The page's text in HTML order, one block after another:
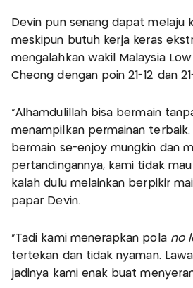
Devin pun senang dapat melaju
meskipun butuh kerja keras
mengalahkan wakil Malaysia Low
Cheong dengan poin 21-12 dan
"Alhamdulillah bisa bermain
menampilkan permainan terbaik.
bermain se-enjoy mungkin dan
pertandingannya, kami tidak
kalah dulu melainkan berpikir
papar Devin.
"Tadi kami menerapkan pola no
tertekan dan tidak nyaman.
jadinya kami enak buat